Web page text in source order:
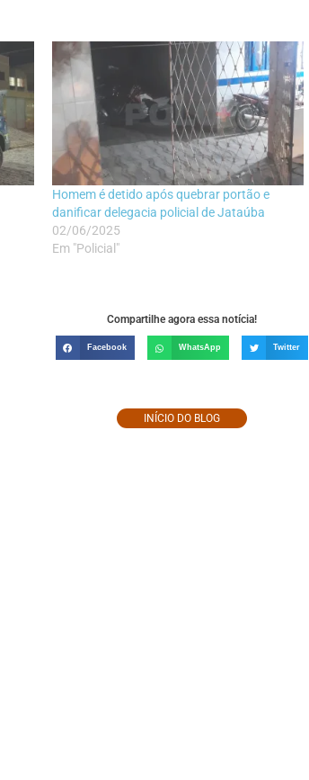
Homem é detido após quebrar portão e
danificar delegacia policial de Jataúba
02/06/2025
Em "Policial"
Compartilhe agora essa notícia!
Facebook WhatsApp Twitter
INÍCIO DO BLOG